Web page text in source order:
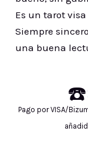
Es un tarot
Siempre
una buena
☎️
Pago por VISA/